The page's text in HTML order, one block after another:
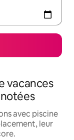
vacances
avec piscine
leur